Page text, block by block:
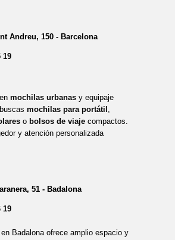
Andreu, 150 - Barcelona
19
mochilas urbanasy equipaje
mochilas para portátil ,
o bolsos de viajecompactos.
y atención personalizada
51 - Badalona
19
Badalona ofrece amplio espacio y